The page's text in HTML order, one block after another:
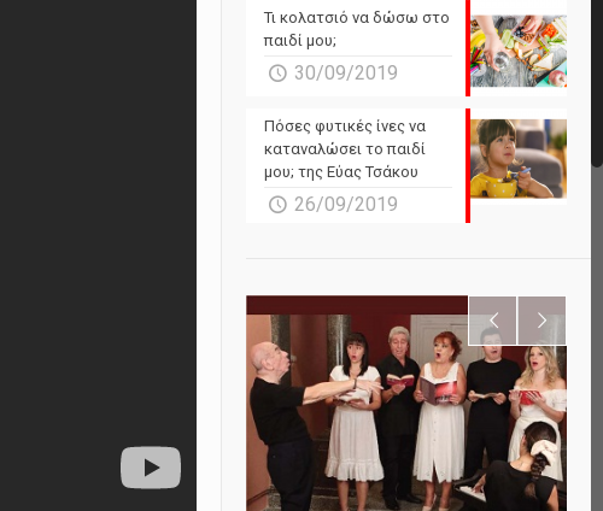
Τι κολατσιό να δώσω στο
παιδί μου;
30/09/2019
Πόσες φυτικές ίνες να
καταναλώσει το παιδί
μου; της Εύας Τσάκου
26/09/2019